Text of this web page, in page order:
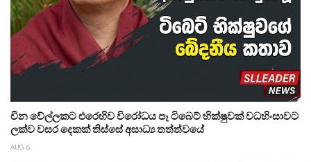
චීන වේල්ලකට එරෙහිව විරෝධය පෑ ටිබෙට් භික්ෂුවක් වධහිංසාවට
ලක්ව වසර දෙකක් තිස්සේ අසාධ්‍ය තත්ත්වයේ
AUG 6